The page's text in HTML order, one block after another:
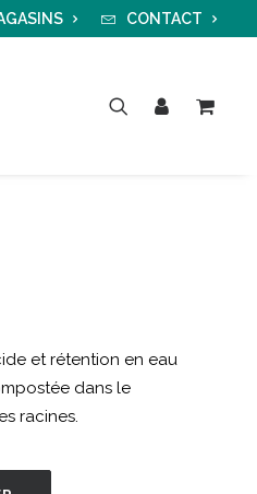
CONTACT
et rétention en eau
dans le
racines.